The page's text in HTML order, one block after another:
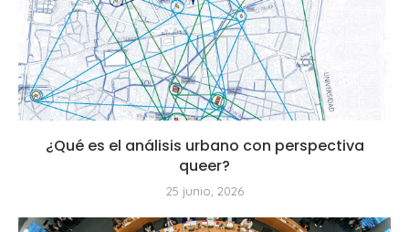
¿Qué es el análisis urbano con perspectiva
queer?
25 junio, 2026